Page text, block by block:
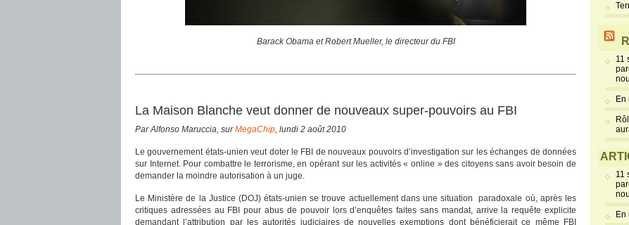
Barack Obama et Robert Mueller, le directeur du FBI
La Maison Blanche veut donner de nouveaux super-pouvoirs au FBI
Par Alfonso Maruccia, surMegaChip, lundi 2 août 2010
Le gouvernement états-unien veut doter le FBI de nouveaux pouvoirs d’investigation sur les échanges de données
sur Internet. Pour combattre le terrorisme, en opérant sur les activités « online » des citoyens sans avoir besoin de
demander la moindre autorisation à un juge.
Le Ministère de la Justice (DOJ) états-unien se trouve actuellement dans une situation paradoxale où, après les
critiques adressées au FBI pour abus de pouvoir lors d’enquêtes faites sans mandat, arrive la requête explicite
demandant l’attribution par les autorités judiciaires de nouvelles exemptions dont bénéficierait ce même FBI
11
11